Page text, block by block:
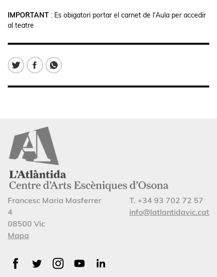
IMPORTANT : Es obigatori portar el carnet de l'Aula per accedir
al teatre
Francesc Maria Masferrer
4
08500 Vic
Mapa
T. +34 93 702 72 57
info@latlantidavic.cat